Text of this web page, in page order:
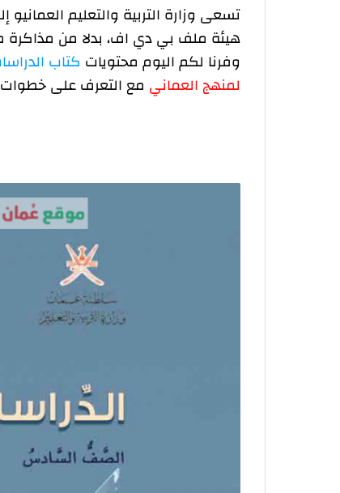
تسعى وزارة التربية والتعليم
هيئة ملف بي دي اف، بدلا من مذاكرة
وفرنا لكم اليوم محتويات كتاب
لمنهج العماني مع التعرف على خطوات